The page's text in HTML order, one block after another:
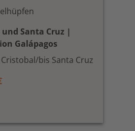
Santa Cruz |
Galápagos
Cristobal/bis Santa Cruz